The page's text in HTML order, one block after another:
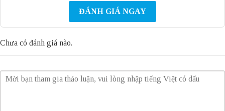
ĐÁNH GIÁ NGAY
Chưa có đánh giá nào.